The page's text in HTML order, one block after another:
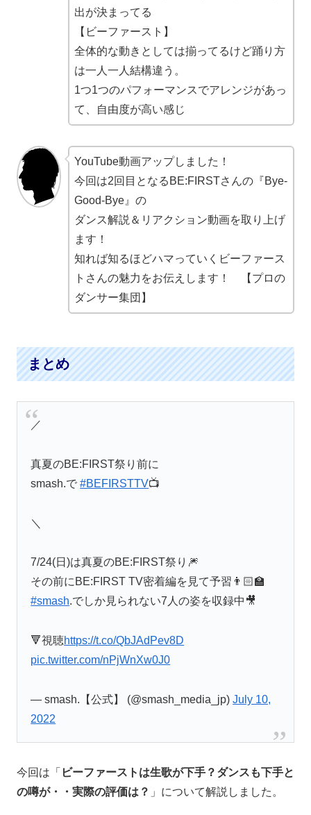
出が決まってる
【ビーファースト】
全体的な動きとしては揃ってるけど踊り方
は一人一人結構違う。
1つ1つのパフォーマンスでアレンジがあっ
て、自由度が高い感じ
YouTube動画アップしました！
今回は2回目となるBE:FIRSTさんの『Bye-
Good-Bye』の
ダンス解説＆リアクション動画を取り上げ
ます！
知れば知るほどハマっていくビーファース
トさんの魅力をお伝えします！ 【プロの
ダンサー集団】
まとめ
／
真夏のBE:FIRST祭り前に
smash.で#BEFIRSTTV📺
＼
7/24(日)は真夏のBE:FIRST祭り🎆
その前にBE:FIRST TV密着編を見て予習👨🏻‍🏫
#smash.でしか見られない7人の姿を収録中🎥
🔻視聴https://t.co/QbJAdPev8D
pic.twitter.com/nPjWnXw0J0
— smash.【公式】 (@smash_media_jp)July 10,
2022
今回は「 ビーファーストは生歌が下手？ダンスも下手と
の噂が・・実際の評価は？ 」について解説しました。